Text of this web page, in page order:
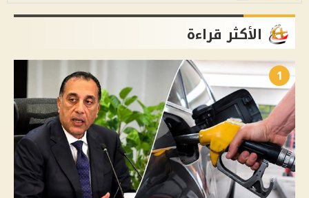
الأكثر قراءة
1